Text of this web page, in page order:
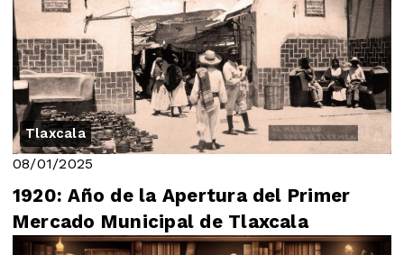
Tlaxcala
08/01/2025
1920: Año de la Apertura del Primer
Mercado Municipal de Tlaxcala